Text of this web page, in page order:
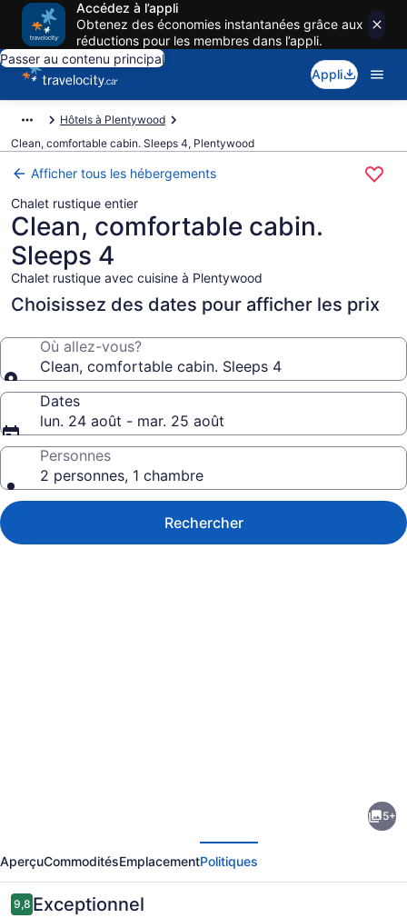
Accédez à l’appli
Obtenez des économies instantanées grâce aux
réductions pour les membres dans l’appli.
Passer au contenu principal
Appli
Hôtels à Plentywood
Clean, comfortable cabin. Sleeps 4, Plentywood
Afficher tous les hébergements
Chalet rustique entier
Clean, comfortable cabin.
Sleeps 4
Chalet rustique avec cuisine à Plentywood
Choisissez des dates pour afficher les prix
Où allez-vous?
Clean, comfortable cabin. Sleeps 4
Dates
lun. 24 août - mar. 25 août
Personnes
2 personnes, 1 chambre
Rechercher
Clean,
comfortable
cabin.
5+
AperçuCommoditésEmplacementPolitiques
Avis
9,89,8 sur 10 –
Exceptionnel